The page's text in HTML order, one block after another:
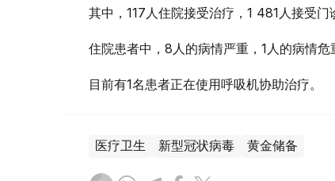
其中，117人住院接受治疗，1 481人接受门
住院患者中，8人的病情严重，1人的病情危
目前有1名患者正在使用呼吸机协助治疗。
医疗卫生 新型冠状病毒 黄金储备